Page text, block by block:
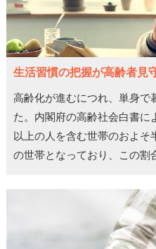
生活習慣の把握が高齢者見
高齢化が進むにつれ、単身で
た。内閣府の高齢社会白書に
以上の人を含む世帯のおよそ
の世帯となっており、この割